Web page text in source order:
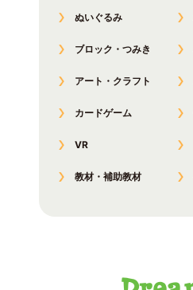
ぬいぐるみ
ブロック・つみき
アート・クラフト
カードゲーム
VR
教材・補助教材